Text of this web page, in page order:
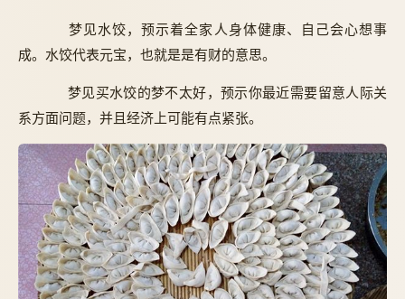
梦见水饺，预示着全家人身体健康、自己会心想事
成。水饺代表元宝，也就是是有财的意思。
梦见买水饺的梦不太好，预示你最近需要留意人际关
系方面问题，并且经济上可能有点紧张。